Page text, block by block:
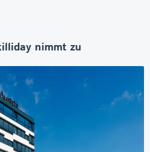
nimmt zu